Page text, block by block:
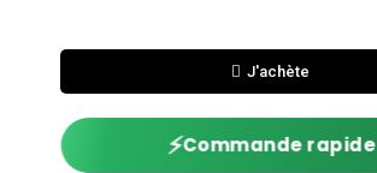
J'achète
⚡Commande rapide